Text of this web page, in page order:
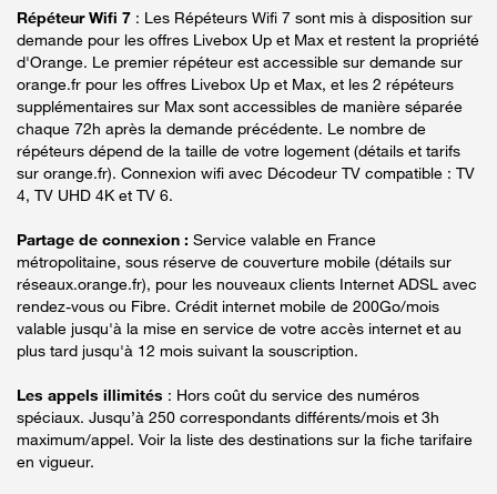
Répéteur Wifi 7 : Les Répéteurs Wifi 7 sont mis à disposition sur
demande pour les offres Livebox Up et Max et restent la propriété
d'Orange. Le premier répéteur est accessible sur demande sur
orange.fr pour les offres Livebox Up et Max, et les 2 répéteurs
supplémentaires sur Max sont accessibles de manière séparée
chaque 72h après la demande précédente. Le nombre de
répéteurs dépend de la taille de votre logement (détails et tarifs
sur orange.fr). Connexion wifi avec Décodeur TV compatible : TV
4, TV UHD 4K et TV 6.
Partage de connexion : Service valable en France
métropolitaine, sous réserve de couverture mobile (détails sur
réseaux.orange.fr), pour les nouveaux clients Internet ADSL avec
rendez-vous ou Fibre. Crédit internet mobile de 200Go/mois
valable jusqu'à la mise en service de votre accès internet et au
plus tard jusqu'à 12 mois suivant la souscription.
Les appels illimités : Hors coût du service des numéros
spéciaux. Jusqu’à 250 correspondants différents/mois et 3h
maximum/appel. Voir la liste des destinations sur la fiche tarifaire
en vigueur.